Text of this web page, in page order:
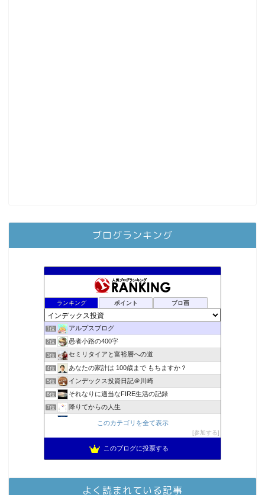
ブログランキング
ランキング ポイント ブロ画
1位 アルプスブログ
2位 愚者小路の400字
3位 セミリタイアと富裕層への道
4位 あなたの家計は 100歳まで もちますか？
5位 インデックス投資日記＠川崎
6位 それなりに適当なFIRE生活の記録
7位 降りてからの人生
MBAのインデックス投資日記
2023年(46歳)FIRE！！！＠20XX年FIRE！！！
スパコンSEが効率的投資で一家セミリタイアするブログ
11位 3階建ての資産形成
庶民的家族がインデックス投資でセミリタイア目指してみた
このカテゴリを全て表示
参加する
このブログに投票する
よく読まれている記事